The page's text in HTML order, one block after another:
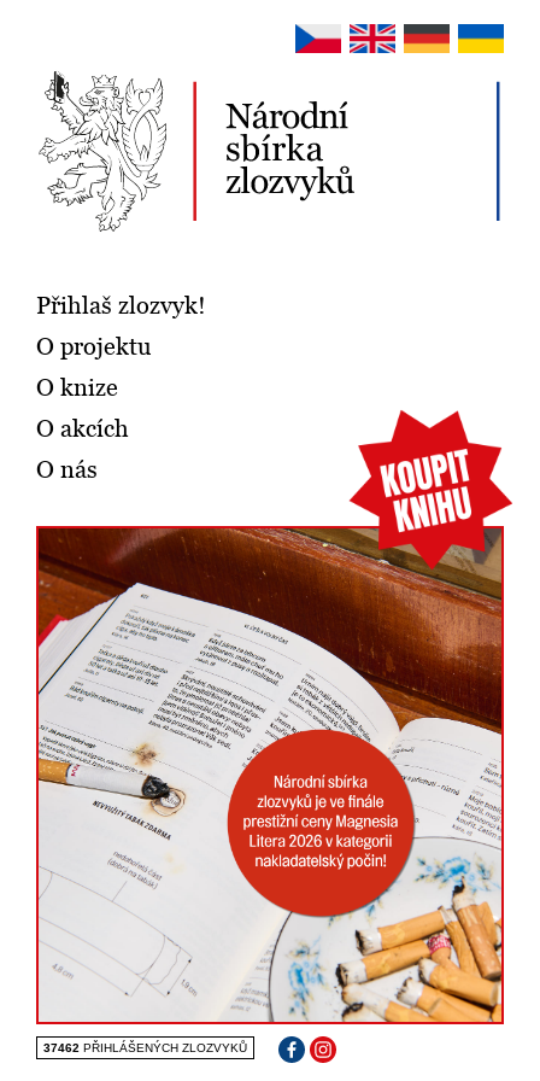
Přihlaš zlozvyk!
O projektu
O knize
O akcích
O nás
NÁSTROJE SI MYSLÍ, ŽE ZPĚVÁCI
NEUMÍ ZPÍVAT. ZPĚVÁCI SI MYSLÍ,
ŽE OSTATNÍ HRAJÍ NA HOVNO A
DIRIGENT SI MYSLÍ, ŽE JSOU NA
HOVNO VŠICHNI.
(T., 28 let, operní zpěvačka, soprán)
37462 PŘIHLÁŠENÝCH ZLOZVYKŮ